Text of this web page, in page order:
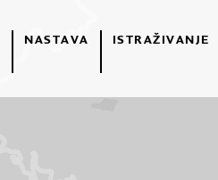
NASTAVA ISTRAŽIVANJE